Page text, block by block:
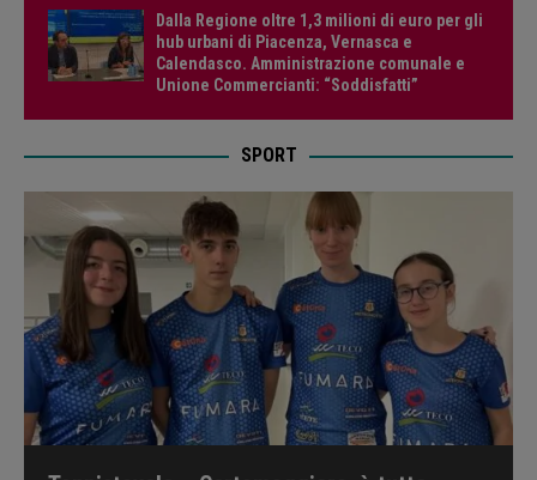
Dalla Regione oltre 1,3 milioni di euro per gli
hub urbani di Piacenza, Vernasca e
Calendasco. Amministrazione comunale e
Unione Commercianti: “Soddisfatti”
SPORT